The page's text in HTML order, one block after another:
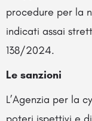
procedure per la
indicati assai
138/2024.
Le sanzioni
L’Agenzia per la